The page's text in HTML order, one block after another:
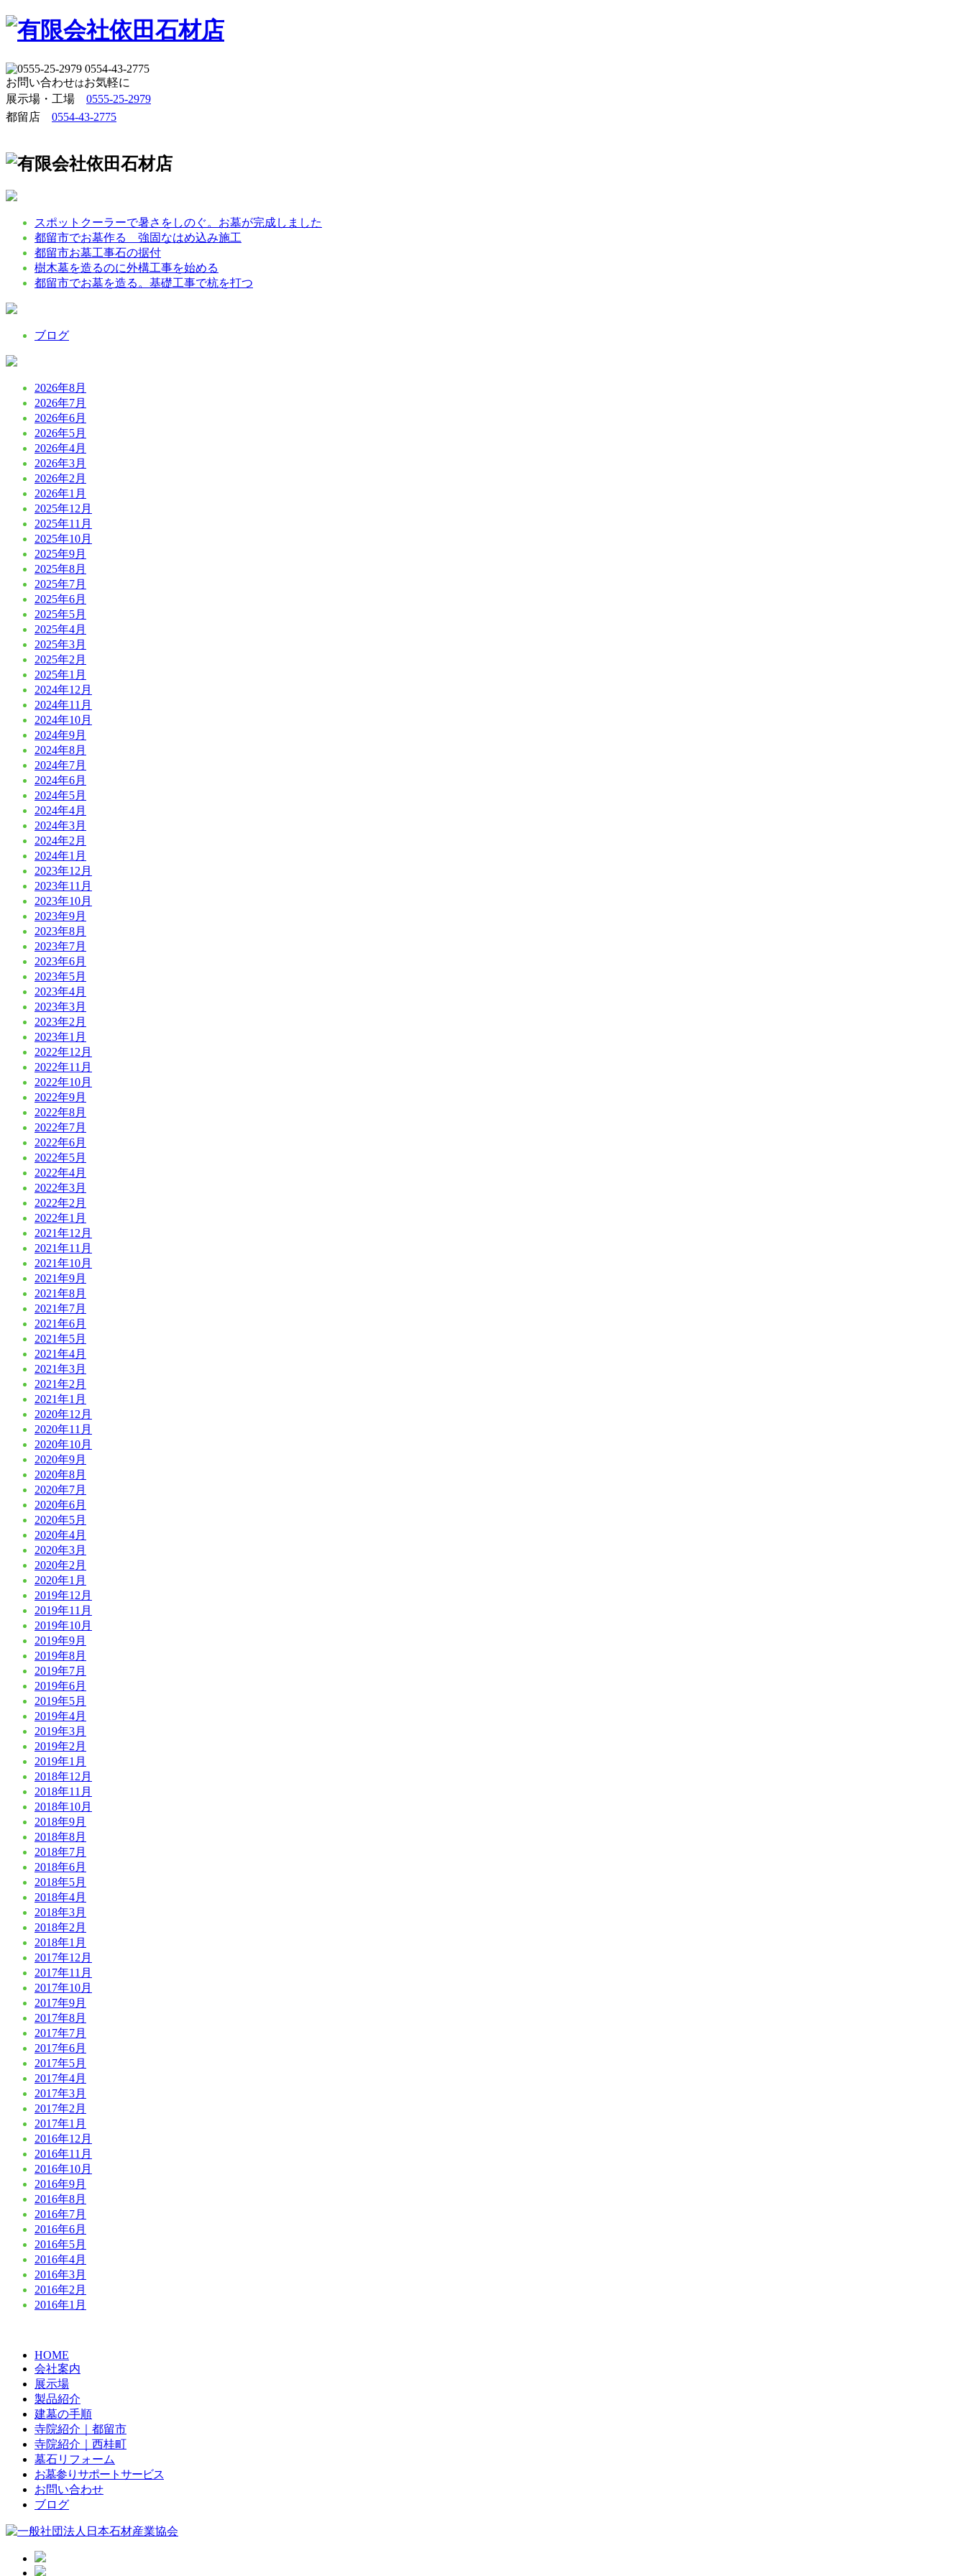
お問い合わせはお気軽に
展示場・工場  0555-25-2979
都留店 0554-43-2775
スポットクーラーで暑さをしのぐ。お墓が完成しました
都留市でお墓作る 強固なはめ込み施工
都留市お墓工事石の据付
樹木墓を造るのに外構工事を始める
都留市でお墓を造る。基礎工事で杭を打つ
ブログ
2026年8月
2026年7月
2026年6月
2026年5月
2026年4月
2026年3月
2026年2月
2026年1月
2025年12月
2025年11月
2025年10月
2025年9月
2025年8月
2025年7月
2025年6月
2025年5月
2025年4月
2025年3月
2025年2月
2025年1月
2024年12月
2024年11月
2024年10月
2024年9月
2024年8月
2024年7月
2024年6月
2024年5月
2024年4月
2024年3月
2024年2月
2024年1月
2023年12月
2023年11月
2023年10月
2023年9月
2023年8月
2023年7月
2023年6月
2023年5月
2023年4月
2023年3月
2023年2月
2023年1月
2022年12月
2022年11月
2022年10月
2022年9月
2022年8月
2022年7月
2022年6月
2022年5月
2022年4月
2022年3月
2022年2月
2022年1月
2021年12月
2021年11月
2021年10月
2021年9月
2021年8月
2021年7月
2021年6月
2021年5月
2021年4月
2021年3月
2021年2月
2021年1月
2020年12月
2020年11月
2020年10月
2020年9月
2020年8月
2020年7月
2020年6月
2020年5月
2020年4月
2020年3月
2020年2月
2020年1月
2019年12月
2019年11月
2019年10月
2019年9月
2019年8月
2019年7月
2019年6月
2019年5月
2019年4月
2019年3月
2019年2月
2019年1月
2018年12月
2018年11月
2018年10月
2018年9月
2018年8月
2018年7月
2018年6月
2018年5月
2018年4月
2018年3月
2018年2月
2018年1月
2017年12月
2017年11月
2017年10月
2017年9月
2017年8月
2017年7月
2017年6月
2017年5月
2017年4月
2017年3月
2017年2月
2017年1月
2016年12月
2016年11月
2016年10月
2016年9月
2016年8月
2016年7月
2016年6月
2016年5月
2016年4月
2016年3月
2016年2月
2016年1月
HOME
会社案内
展示場
製品紹介
建墓の手順
寺院紹介｜都留市
寺院紹介｜西桂町
墓石リフォーム
お墓参りサポートサービス
お問い合わせ
ブログ